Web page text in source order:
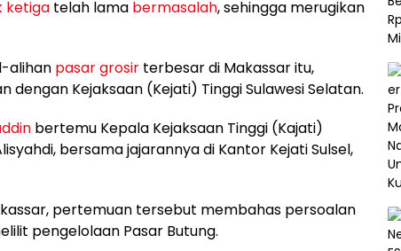
ketiga telah lama bermasalah, sehingga merugikan
alihan pasar grosir terbesar di Makassar itu,
Kejaksaan (Kejati) Tinggi Sulawesi Selatan.
bertemu Kepala Kejaksaan Tinggi (Kajati)
bersama jajarannya di Kantor Kejati Sulsel,
pertemuan tersebut membahas persoalan
pengelolaan Pasar Butung.